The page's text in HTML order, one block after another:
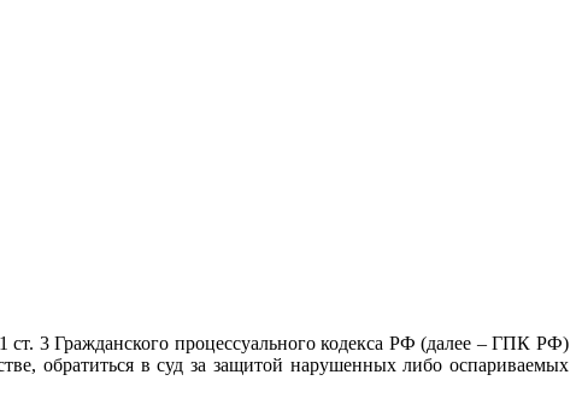
3 Гражданского процессуального кодекса РФ (далее – ГПК РФ)
обратиться в суд за защитой нарушенных либо оспариваемых